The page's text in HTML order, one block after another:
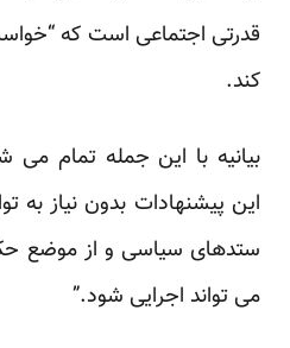
قدرتی اجتماعی است که
کند.
بیانیه با این جمله تمام می
این پیشنهادات بدون نیاز به
ستدهای سیاسی و از موضع
می تواند اجرایی شود.”